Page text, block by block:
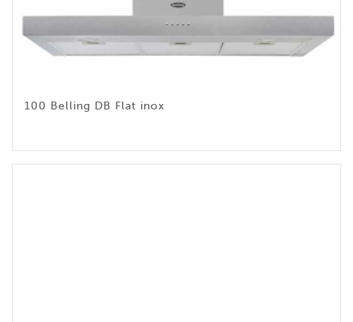
100 Belling DB Flat inox